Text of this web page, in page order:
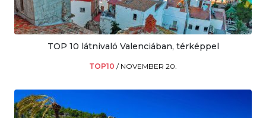
TOP 10 látnivaló Valenciában, térképpel
TOP10 / NOVEMBER 20.